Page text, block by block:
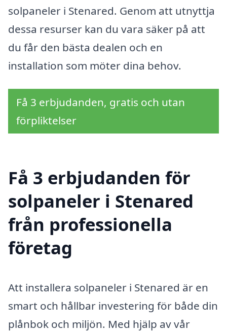
solpaneler i Stenared. Genom att utnyttja
dessa resurser kan du vara säker på att
du får den bästa dealen och en
installation som möter dina behov.
Få 3 erbjudanden, gratis och utan
förpliktelser
Få 3 erbjudanden för
solpaneler i Stenared
från professionella
företag
Att installera solpaneler i Stenared är en
smart och hållbar investering för både din
plånbok och miljön. Med hjälp av vår